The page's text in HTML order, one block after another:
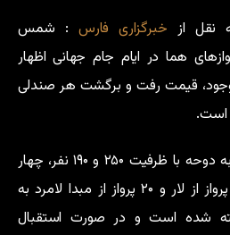
نقل از خبرگزاری فارس : شمس
هما در ایام جام جهانی اظهار
قیمت رفت و برگشت هر صندلی
وی افزود: ۴۲ پرواز از تهران به دوحه با ظرفیت ۲۵۰ و ۱۹۰ نفر، چهار
۲۰ پرواز از مبدا
لامردبه
شده است و در صورت استقبال